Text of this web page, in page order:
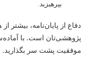
بپرهیزید.
از پایان‌نامه، بیشتر از
است. با آماده‌سازی
پشت سر بگذارید.